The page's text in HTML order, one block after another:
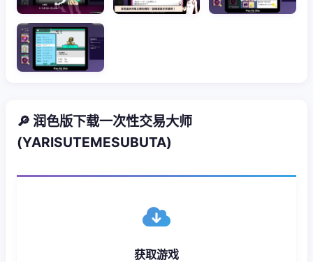
🔎 润色版下载一次性交易大师
(YARISUTEMESUBUTA)
获取游戏